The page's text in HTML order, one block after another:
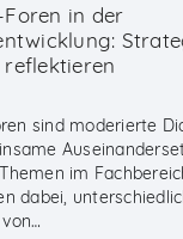
in der
sind moderierte
im
dabei,